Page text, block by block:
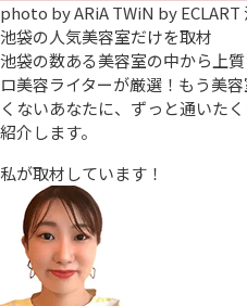
photo byARiA TWiN by ECLART
池袋の人気美容室だけを取材
池袋の数ある美容室の中から上
ロ美容ライターが厳選！もう美
くないあなたに、ずっと通いた
紹介します。
私が取材しています！